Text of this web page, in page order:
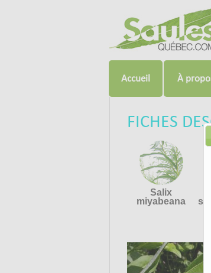
Accueil À
FICHES
Salix
miyabeana